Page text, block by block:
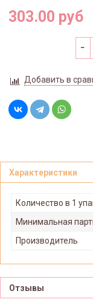
303.00 руб
Добавить в
Характеристики
Количество в 1
Минимальная
Производитель
Отзывы